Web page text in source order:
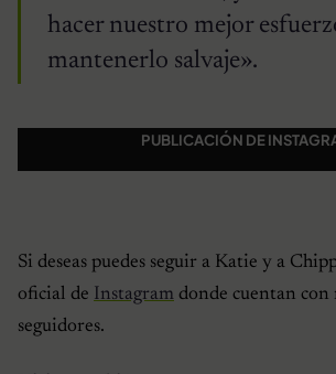
hacer nuestro mejor
mantenerlo salvaje».
PUBLICACIÓN DE
Si deseas puedes seguir a Katie y a
oficial de Instagram donde cuentan con
seguidores.